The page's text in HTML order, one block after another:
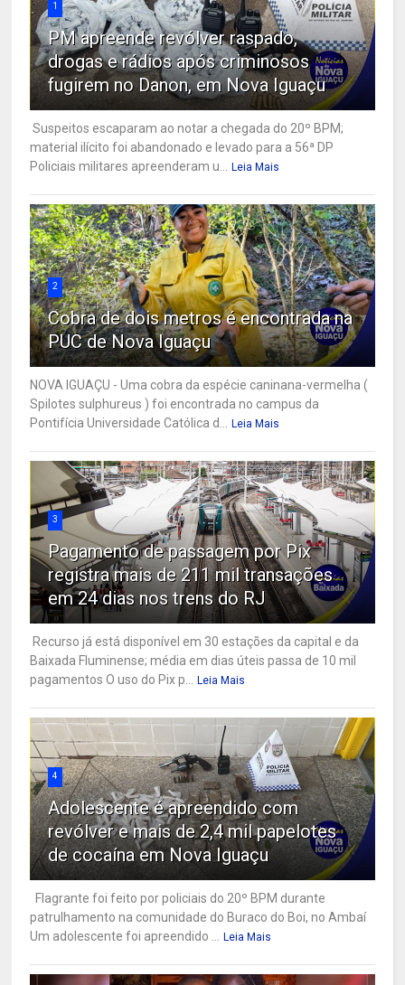
1
PM apreende revólver raspado,
drogas e rádios após criminosos
fugirem no Danon, em Nova Iguaçu
Suspeitos escaparam ao notar a chegada do 20º BPM;
material ilícito foi abandonado e levado para a 56ª DP
Policiais militares apreenderam u... Leia Mais
2
Cobra de dois metros é encontrada na
PUC de Nova Iguaçu
NOVA IGUAÇU - Uma cobra da espécie caninana-vermelha (
Spilotes sulphureus ) foi encontrada no campus da
Pontifícia Universidade Católica d... Leia Mais
3
Pagamento de passagem por Pix
registra mais de 211 mil transações
em 24 dias nos trens do RJ
Recurso já está disponível em 30 estações da capital e da
Baixada Fluminense; média em dias úteis passa de 10 mil
pagamentos O uso do Pix p... Leia Mais
4
Adolescente é apreendido com
revólver e mais de 2,4 mil papelotes
de cocaína em Nova Iguaçu
Flagrante foi feito por policiais do 20º BPM durante
patrulhamento na comunidade do Buraco do Boi, no Ambaí
Um adolescente foi apreendido ... Leia Mais